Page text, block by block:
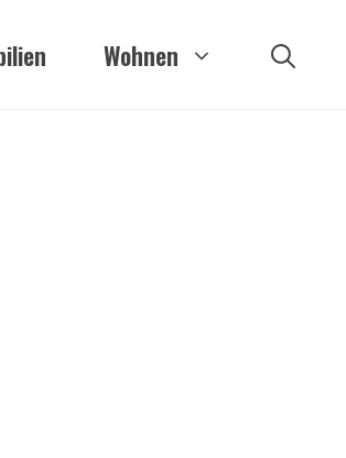
Wohnen